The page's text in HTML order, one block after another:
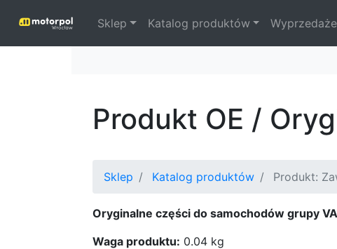
Sklep Katalog produktów Wyprzedaże
Produkt OE /
Sklep Katalog produktów Produkt:
Oryginalne części do samochodów grupy
Waga produktu: 0.04 kg